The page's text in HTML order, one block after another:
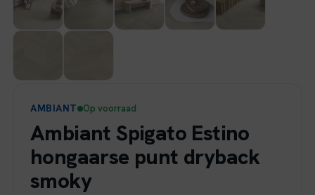
AMBIANT Op voorraad
Ambiant Spigato Estino
hongaarse punt dryback
smoky